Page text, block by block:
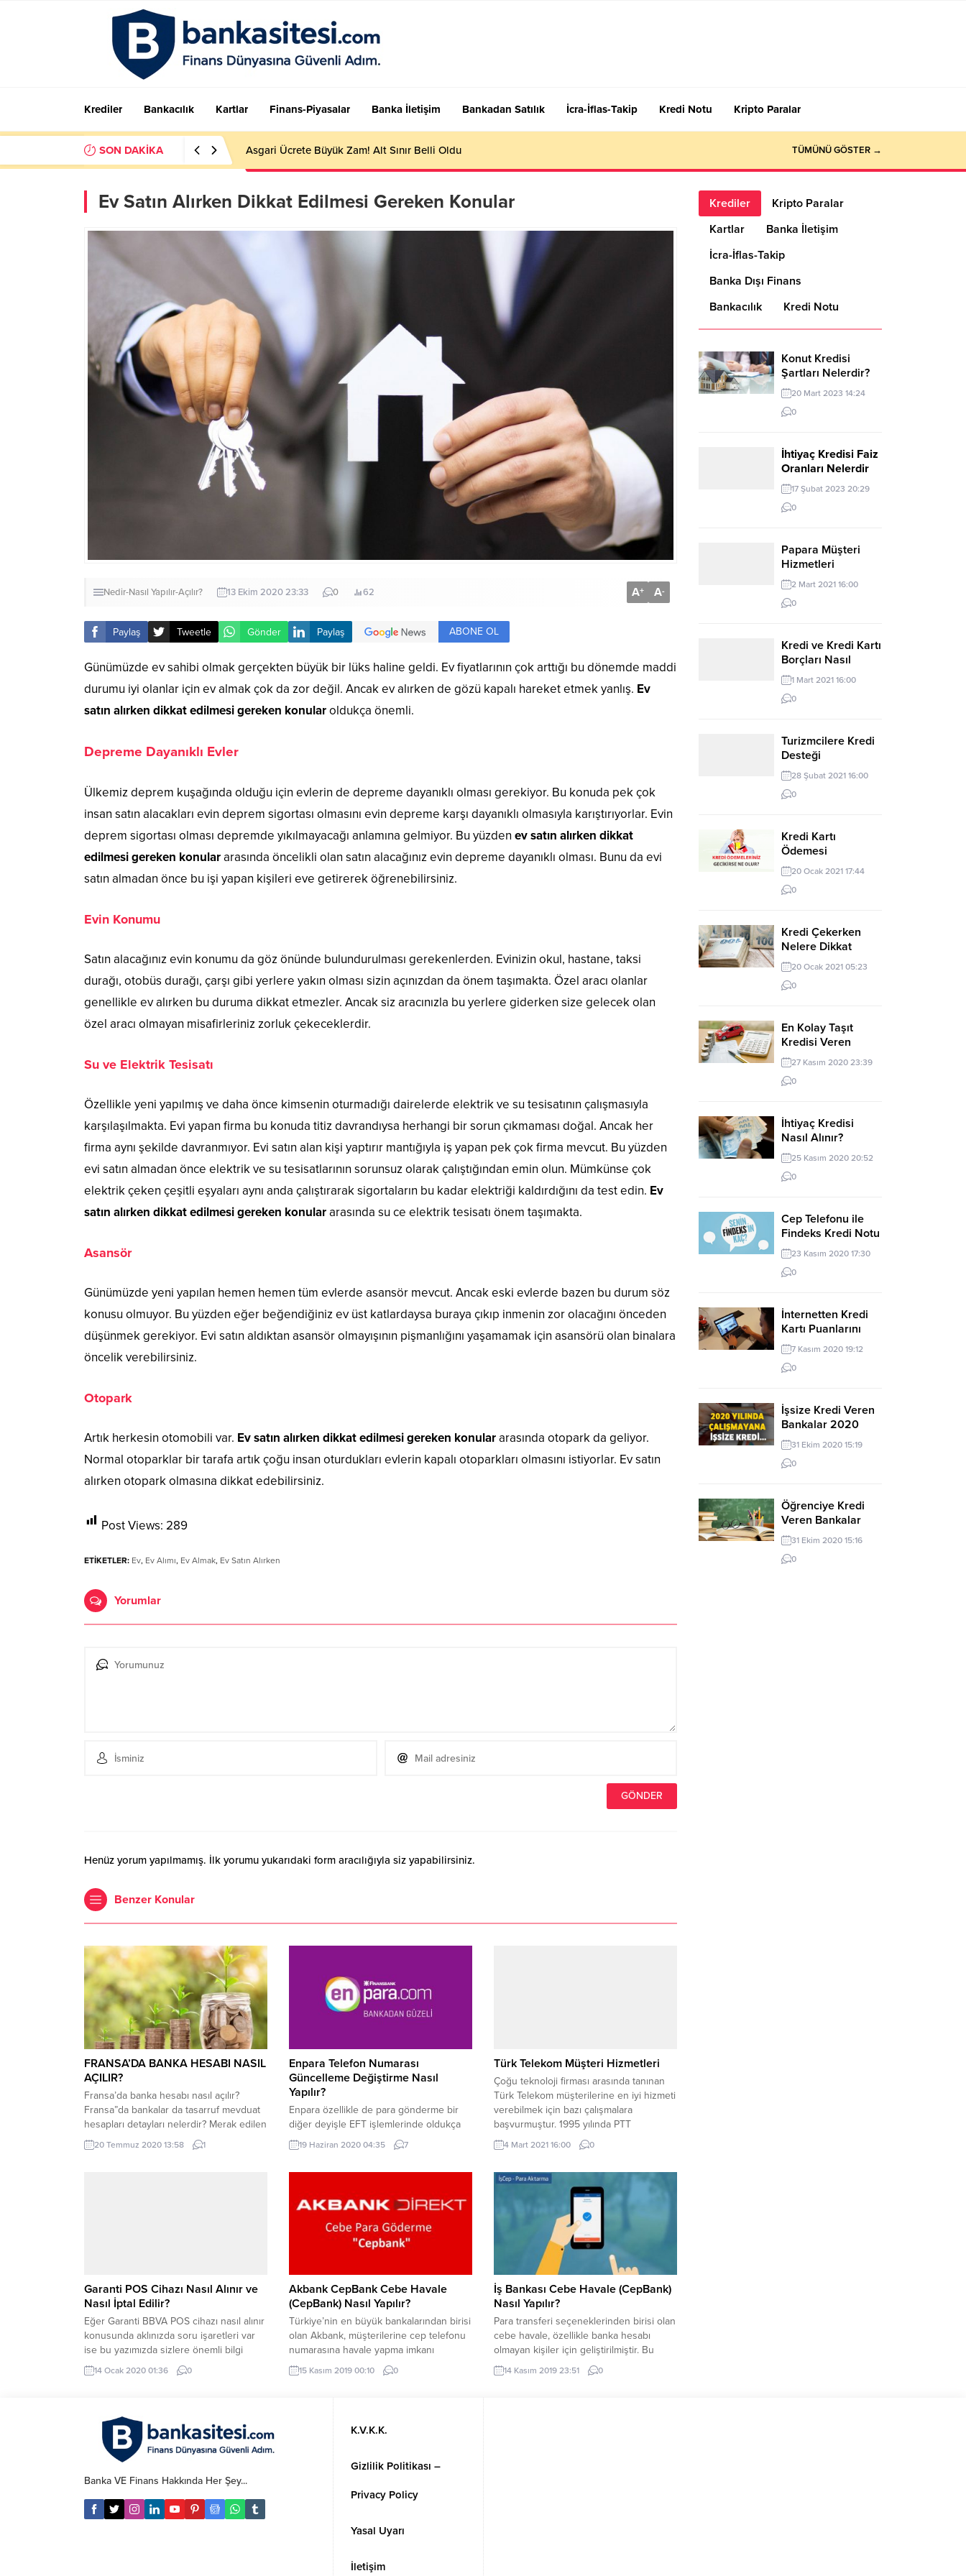
Krediler Bankacılık Kartlar Finans-Piyasalar Banka İletişim Bankadan Satılık İcra-İflas-Takip Kredi Notu Kripto Paralar
SON DAKİKA FAST limiti ne kadar, kaç TL oldu? 2023 FAST işlem limiti! TÜMÜNÜ GÖSTER →
Ev Satın Alırken Dikkat Edilmesi Gereken Konular
Nedir-Nasıl Yapılır-Açılır? 13 Ekim 2020 23:33 0 62 A+ A-
Paylaş Tweetle Gönder Paylaş ABONE OL
Günümüzde ev sahibi olmak gerçekten büyük bir lüks haline geldi. Ev fiyatlarının çok arttığı bu dönemde maddi
durumu iyi olanlar için ev almak çok da zor değil. Ancak ev alırken de gözü kapalı hareket etmek yanlış. Ev
satın alırken dikkat edilmesi gereken konularoldukça önemli.
Depreme Dayanıklı Evler
Ülkemiz deprem kuşağında olduğu için evlerin de depreme dayanıklı olması gerekiyor. Bu konuda pek çok
insan satın alacakları evin deprem sigortası olmasını evin depreme karşı dayanıklı olmasıyla karıştırıyorlar. Evin
deprem sigortası olması depremde yıkılmayacağı anlamına gelmiyor. Bu yüzden ev satın alırken dikkat
edilmesi gereken konulararasında öncelikli olan satın alacağınız evin depreme dayanıklı olması. Bunu da evi
satın almadan önce bu işi yapan kişileri eve getirerek öğrenebilirsiniz.
Evin Konumu
Satın alacağınız evin konumu da göz önünde bulundurulması gerekenlerden. Evinizin okul, hastane, taksi
durağı, otobüs durağı, çarşı gibi yerlere yakın olması sizin açınızdan da önem taşımakta. Özel aracı olanlar
genellikle ev alırken bu duruma dikkat etmezler. Ancak siz aracınızla bu yerlere giderken size gelecek olan
özel aracı olmayan misafirleriniz zorluk çekeceklerdir.
Su ve Elektrik Tesisatı
Özellikle yeni yapılmış ve daha önce kimsenin oturmadığı dairelerde elektrik ve su tesisatının çalışmasıyla
karşılaşılmakta. Evi yapan firma bu konuda titiz davrandıysa herhangi bir sorun çıkmaması doğal. Ancak her
firma aynı şekilde davranmıyor. Evi satın alan kişi yaptırır mantığıyla iş yapan pek çok firma mevcut. Bu yüzden
evi satın almadan önce elektrik ve su tesisatlarının sorunsuz olarak çalıştığından emin olun. Mümkünse çok
elektrik çeken çeşitli eşyaları aynı anda çalıştırarak sigortaların bu kadar elektriği kaldırdığını da test edin. Ev
satın alırken dikkat edilmesi gereken konulararasında su ce elektrik tesisatı önem taşımakta.
Asansör
Günümüzde yeni yapılan hemen hemen tüm evlerde asansör mevcut. Ancak eski evlerde bazen bu durum söz
konusu olmuyor. Bu yüzden eğer beğendiğiniz ev üst katlardaysa buraya çıkıp inmenin zor olacağını önceden
düşünmek gerekiyor. Evi satın aldıktan asansör olmayışının pişmanlığını yaşamamak için asansörü olan binalara
öncelik verebilirsiniz.
Otopark
Artık herkesin otomobili var. Ev satın alırken dikkat edilmesi gereken konulararasında otopark da geliyor.
Normal otoparklar bir tarafa artık çoğu insan oturdukları evlerin kapalı otoparkları olmasını istiyorlar. Ev satın
alırken otopark olmasına dikkat edebilirsiniz.
Post Views: 289
ETİKETLER: Ev, Ev Alımı, Ev Almak, Ev Satın Alırken
Yorumlar
Henüz yorum yapılmamış. İlk yorumu yukarıdaki form aracılığıyla siz yapabilirsiniz.
Benzer Konular
FRANSA’DA BANKA HESABI NASIL
AÇILIR?
Fransa’da banka hesabı nasıl açılır?
Fransa”da bankalar da tasarruf mevduat
hesapları detayları nelerdir? Merak edilen
soruların cevapları burada.
20 Temmuz 2020 13:58 1
Enpara Telefon Numarası
Güncelleme Değiştirme Nasıl
Yapılır?
Enpara özellikle de para gönderme bir
diğer deyişle EFT işlemlerinde oldukça
ön plana çıkan bir banka olmuştur.
Enpara ile birlikte oldukça kolay bir
işlemleri için bankanıza kayıtlı olduğunuz
cep telefon numarası ise oldukça
önemlidir. Eğer cep telefon numaranız
değiştiyse ve sizler de...
19 Haziran 2020 04:35 7
Türk Telekom Müşteri Hizmetleri
Çoğu teknoloji firması arasında tanınan
Türk Telekom müşterilerine en iyi hizmeti
verebilmek için bazı çalışmalara
başvurmuştur. 1995 yılında PTT
tarafından kurulan teknoloji firması o
günden bu güne kadar farklı teknolojiler
üzerinde tanınmaya başlanmıştır. Türk
Telekom Hakkında Türk Telekom’un ana
merkezi Ankara Altındağ’dadır. ‘Değerli
Hissettirir’ sloganıyla öne...
4 Mart 2021 16:00 0
Garanti POS Cihazı Nasıl Alınır ve
Nasıl İptal Edilir?
Eğer Garanti BBVA POS cihazı nasıl alınır
konusunda aklınızda soru işaretleri var
ise bu yazımızda sizlere önemli bilgi
vermeye çalışacağız. Eğer POS cihazı
satın almak isteyen işletmecilerin, ticaret
rahatlıkla POS cihazı satın alabilirler.
Garanti POS Cihazı Nasıl Alınır? Şubenin
tüzel müşterisi...
14 Ocak 2020 01:36 0
Akbank CepBank Cebe Havale
(CepBank) Nasıl Yapılır?
Türkiye’nin en büyük bankalarından birisi
olan Akbank, müşterilerine cep telefonu
numarasına havale yapma imkanı
vermektedir. Söz konusu imkan
sayesinde en acil durumlarda bile para
sorunları son derece kolay bir şekilde
çözülmektedir. Bahse konu işlemin
yapılabilmesi için alıcının Akbank
müşterisi olmasına gerek yoktur. Burada
esas olan kişinin...
15 Kasım 2019 00:10 0
İş Bankası Cebe Havale (CepBank)
Nasıl Yapılır?
Para transferi seçeneklerinden birisi olan
cebe havale, özellikle banka hesabı
olmayan kişiler için geliştirilmiştir. Bu
yöntem sayesinde İş Bankası
hesabınızdan, istediğiniz kişinin cep
14 Kasım 2019 23:51 0
Krediler
Kripto Paralar
Kartlar
Banka İletişim
İcra-İflas-Takip
Banka Dışı Finans
Bankacılık
Kredi Notu
Konut Kredisi
Şartları Nelerdir?
20 Mart 2023 14:24
0
İhtiyaç Kredisi Faiz
Oranları Nelerdir
ve Nasıl
Hesaplanır?
17 Şubat 2023 20:29
0
Papara Müşteri
Hizmetleri
2 Mart 2021 16:00
0
Kredi ve Kredi Kartı
Borçları Nasıl
Yapılandırılır?
1 Mart 2021 16:00
0
Turizmcilere Kredi
Desteği
28 Şubat 2021 16:00
0
Kredi Kartı
Ödemesi
Gecikmesi Nedir?
20 Ocak 2021 17:44
0
Kredi Çekerken
Nelere Dikkat
Edilmeli? Kolay
Kredi
20 Ocak 2021 05:23
0
En Kolay Taşıt
Kredisi Veren
Bankalar
27 Kasım 2020 23:39
0
İhtiyaç Kredisi
Nasıl Alınır?
Şartları Nelerdir?
25 Kasım 2020 20:52
0
Cep Telefonu ile
Findeks Kredi Notu
Öğrenme
23 Kasım 2020 17:30
0
İnternetten Kredi
Kartı Puanlarını
Kullanabileceğim
Siteler
7 Kasım 2020 19:12
0
İşsize Kredi Veren
Bankalar 2020
31 Ekim 2020 15:19
0
Öğrenciye Kredi
Veren Bankalar
2020
31 Ekim 2020 15:16
0
Banka VE Finans Hakkında Her Şey...
K.V.K.K.
Gizlilik Politikası –
Privacy Policy
Yasal Uyarı
İletişim